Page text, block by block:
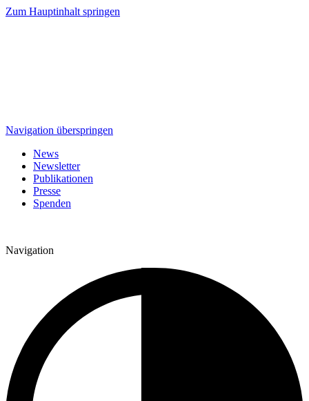
Zum Hauptinhalt springen
Navigation überspringen
News
Newsletter
Publikationen
Presse
Spenden
Navigation